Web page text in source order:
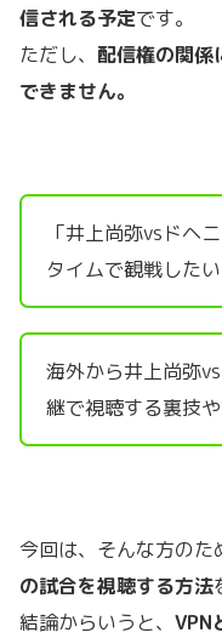
信される予定です。
ただし、 配信権の関係
できません。
「井上尚弥vsドヘ
タイムで観戦した
海外から井上尚弥
継で視聴する裏技
今回は、そんな方のた
の試合を視聴する方法
結論からいうと、 VPN